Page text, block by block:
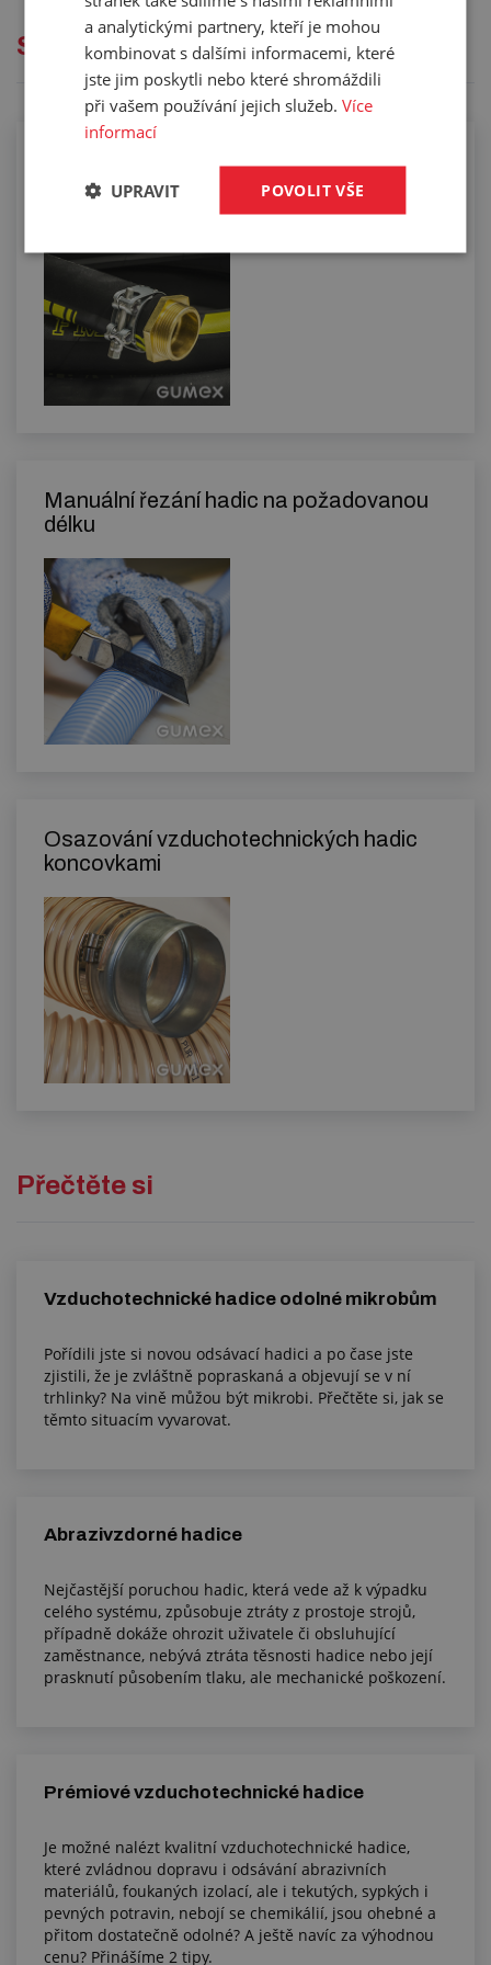
Služby
Kompletace hadic koncovkami pomocí
spon
Manuální řezání hadic na požadovanou
délku
Osazování vzduchotechnických hadic
koncovkami
Přečtěte si
Vzduchotechnické hadice odolné mikrobům
Pořídili jste si novou odsávací hadici a po čase jste
zjistili, že je zvláštně popraskaná a objevují se v ní
trhlinky? Na vině můžou být mikrobi. Přečtěte si, jak se
těmto situacím vyvarovat.
Abrazivzdorné hadice
Nejčastější poruchou hadic, která vede až k výpadku
celého systému, způsobuje ztráty z prostoje strojů,
případně dokáže ohrozit uživatele či obsluhující
zaměstnance, nebývá ztráta těsnosti hadice nebo její
prasknutí působením tlaku, ale mechanické poškození.
Prémiové vzduchotechnické hadice
Je možné nalézt kvalitní vzduchotechnické hadice,
které zvládnou dopravu i odsávání abrazivních
materiálů, foukaných izolací, ale i tekutých, sypkých i
pevných potravin, nebojí se chemikálií, jsou ohebné a
přitom dostatečně odolné? A ještě navíc za výhodnou
cenu? Přinášíme 2 tipy.
a analytickými partnery, kteří je mohou
kombinovat s dalšími informacemi, které
jste jim poskytli nebo které shromáždili
při vašem používání jejich služeb.Více
informací
POVOLIT VŠE
UPRAVIT